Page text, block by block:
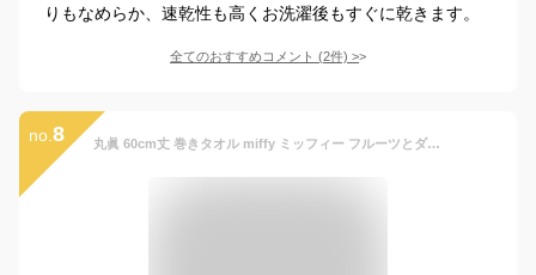
りもなめらか、速乾性も高くお洗濯後もすぐに乾きます。
全てのおすすめコメント (2件) >
no. 8 丸眞 60cm丈 巻きタオル miffy ミッフィー フルーツとダンス 5845005600